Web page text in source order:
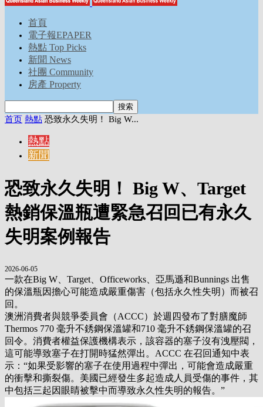
首頁
電子報EPAPER
熱點 Top Picks
新聞 News
社團 Community
房產 Property
首页 熱點 恐致永久失明！ Big W...
熱點
新聞
恐致永久失明！ Big W、Target
熱銷保溫瓶遭緊急召回已有永久
失明案例報告
2026-06-05
一款在Big W、Target、Officeworks、亞馬遜和Bunnings 出售
的保溫瓶因擔心可能造成嚴重傷害（包括永久性失明）而被召
回。
澳洲消費者與競爭委員會（ACCC）於週四發布了對膳魔師
Thermos 770 毫升不銹鋼保溫罐和710 毫升不銹鋼保溫罐的召
回令。 消費者權益保護機構表示，該容器的塞子沒有洩壓閥，
這可能導致塞子在打開時猛然彈出。 ACCC 在召回通知中表
示：“如果受影響的塞子在使用過程中彈出，可能會造成嚴重
的衝擊和撕裂傷。 美國已經發生多起造成人員受傷的事件，其
中包括三起因眼睛被擊中而導致永久性失明的報告。”